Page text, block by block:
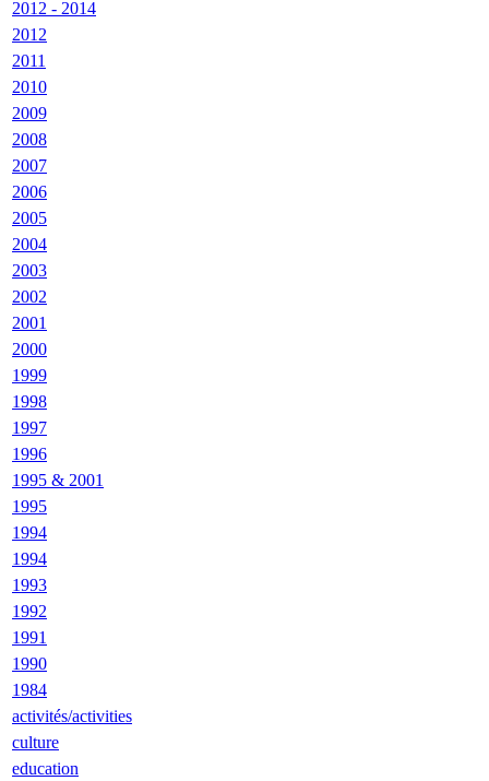
2012 - 2014
2012
2011
2010
2009
2008
2007
2006
2005
2004
2003
2002
2001
2000
1999
1998
1997
1996
1995 & 2001
1995
1994
1994
1993
1992
1991
1990
1984
activités/activities
culture
education